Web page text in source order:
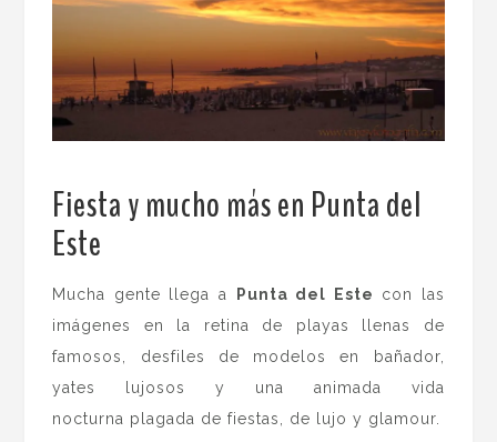
Fiesta y mucho más en Punta del
Este
Mucha gente llega a Punta del Este con las
imágenes en la retina de playas llenas de
famosos, desfiles de modelos en bañador,
yates lujosos y una animada vida
nocturna plagada de fiestas, de lujo y glamour.